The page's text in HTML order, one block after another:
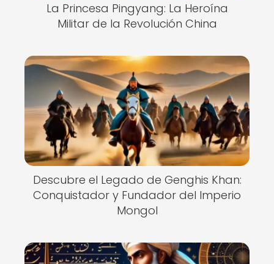
La Princesa Pingyang: La Heroína
Militar de la Revolución China
Descubre el Legado de Genghis Khan:
Conquistador y Fundador del Imperio
Mongol